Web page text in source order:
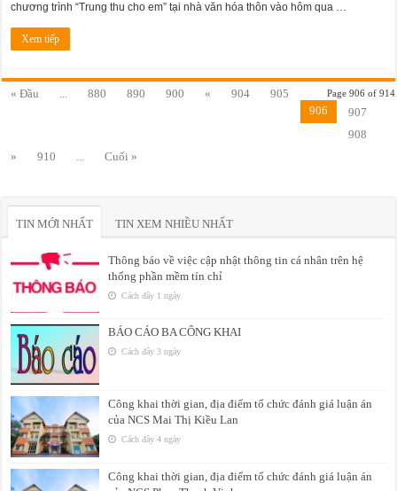
chương trình “Trung thu cho em” tại nhà văn hóa thôn vào hôm qua …
Xem tiếp
Page 906 of 914
« Đầu ... 880 890 900 « 904
905
906
907
908
»
910 ... Cuối »
TIN MỚI NHẤT TIN XEM NHIỀU NHẤT
Thông báo về việc cập nhật thông tin cá nhân trên hệ
thống phần mềm tín chỉ
Cách đây 1 ngày
BÁO CÁO BA CÔNG KHAI
Cách đây 3 ngày
Công khai thời gian, địa điểm tổ chức đánh giá luận án
của NCS Mai Thị Kiều Lan
Cách đây 4 ngày
Công khai thời gian, địa điểm tổ chức đánh giá luận án